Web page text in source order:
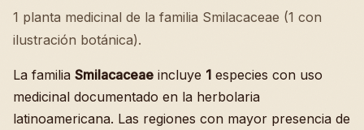
1 planta medicinal de la familia Smilacaceae (1 con
ilustración botánica).
La familia Smilacaceae incluye 1 especies con uso
medicinal documentado en la herbolaria
latinoamericana. Las regiones con mayor presencia de